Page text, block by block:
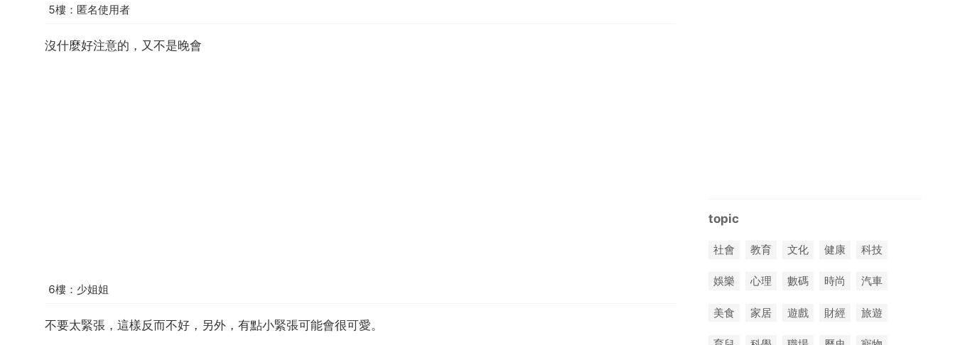
5樓：匿名使用者
沒什麼好注意的，又不是晚會
6樓：少姐姐
不要太緊張，這樣反而不好，另外，有點小緊張可能會很可愛。
topic
社會 教育 文化 健康 科技
娛樂 心理 數碼 時尚 汽車
美食 家居 遊戲 財經 旅遊